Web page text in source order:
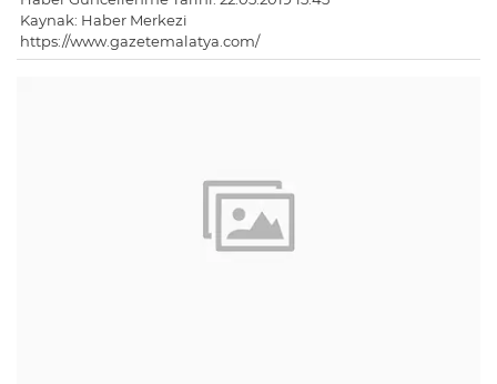
Kaynak: Haber Merkezi
https://www.gazetemalatya.com/